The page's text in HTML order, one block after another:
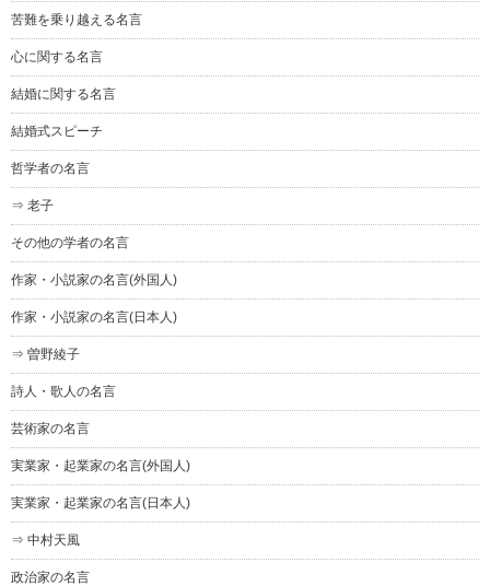
苦難を乗り越える名言
心に関する名言
結婚に関する名言
結婚式スピーチ
哲学者の名言
⇒ 老子
その他の学者の名言
作家・小説家の名言(外国人)
作家・小説家の名言(日本人)
⇒ 曽野綾子
詩人・歌人の名言
芸術家の名言
実業家・起業家の名言(外国人)
実業家・起業家の名言(日本人)
⇒ 中村天風
政治家の名言